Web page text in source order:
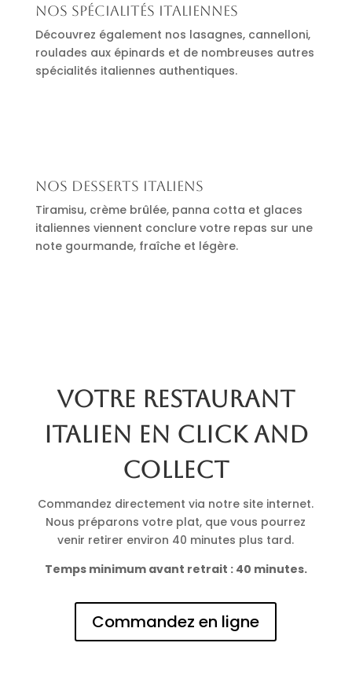
Nos spécialités italiennes
Découvrez également nos lasagnes, cannelloni,
roulades aux épinards et de nombreuses autres
spécialités italiennes authentiques.
Nos desserts italiens
Tiramisu, crème brûlée, panna cotta et glaces
italiennes viennent conclure votre repas sur une
note gourmande, fraîche et légère.
Votre restaurant
italien en click and
collect
Commandez directement via notre site internet.
Nous préparons votre plat, que vous pourrez
venir retirer environ 40 minutes plus tard.
Temps minimum avant retrait : 40 minutes.
Commandez en ligne